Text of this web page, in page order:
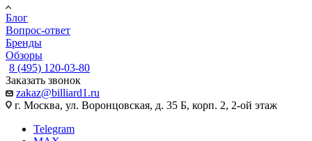
Блог
Вопрос-ответ
Бренды
Обзоры
8 (495) 120-03-80
Заказать звонок
zakaz@billiard1.ru
г. Москва, ул. Воронцовская, д. 35 Б, корп. 2, 2-ой этаж
Telegram